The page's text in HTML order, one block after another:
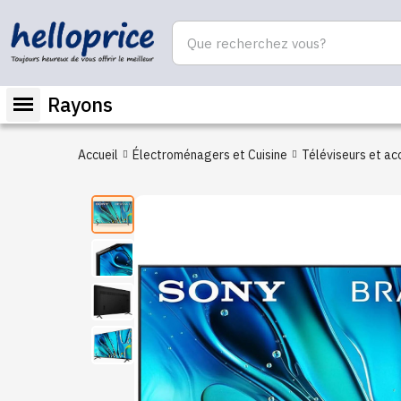
Rayons
Accueil Électroménagers et Cuisine Téléviseurs et